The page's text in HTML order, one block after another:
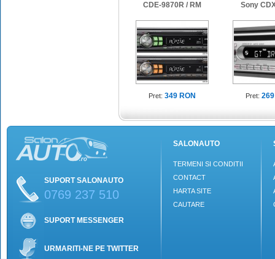
CDE-9870R / RM
Pret: 349 RON
Sony
Pret:
SUPORT SALONAUTO
0769 237 510
SUPORT MESSENGER
URMARITI-NE PE TWITTER
SALONAUTO
TERMENI SI CONDITII
CONTACT
HARTA SITE
CAUTARE